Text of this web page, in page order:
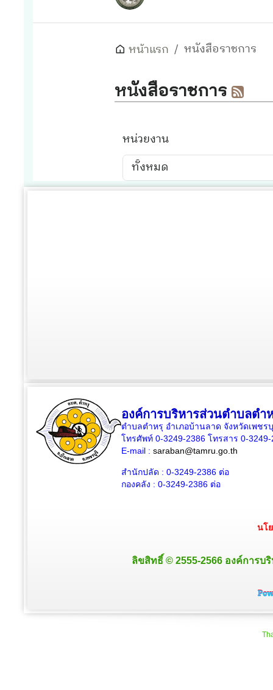
องค์การบริหารส่วนตำบลตำ
ตำบลตำหรุ อำเภอบ้านลาด จังหวัดเพชร
โทรศัพท์ 0-3249-2386 โทรสาร 0-3249-
E-mail : saraban@tamru.go.th
สำนักปลัด : 0-3249-2386 ต่อ
กองคลัง : 0-3249-2386 ต่อ
นโ
ลิขสิทธิ์ © 2555-2566 องค์การบ